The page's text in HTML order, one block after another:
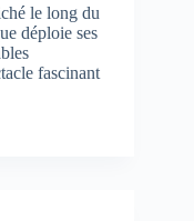
le long du
déploie ses
fascinant